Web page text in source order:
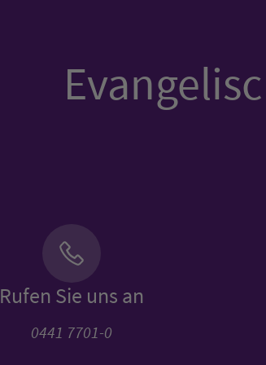
Rufen Sie uns an
0441 7701-0